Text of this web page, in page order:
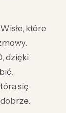
które
dzięki
się